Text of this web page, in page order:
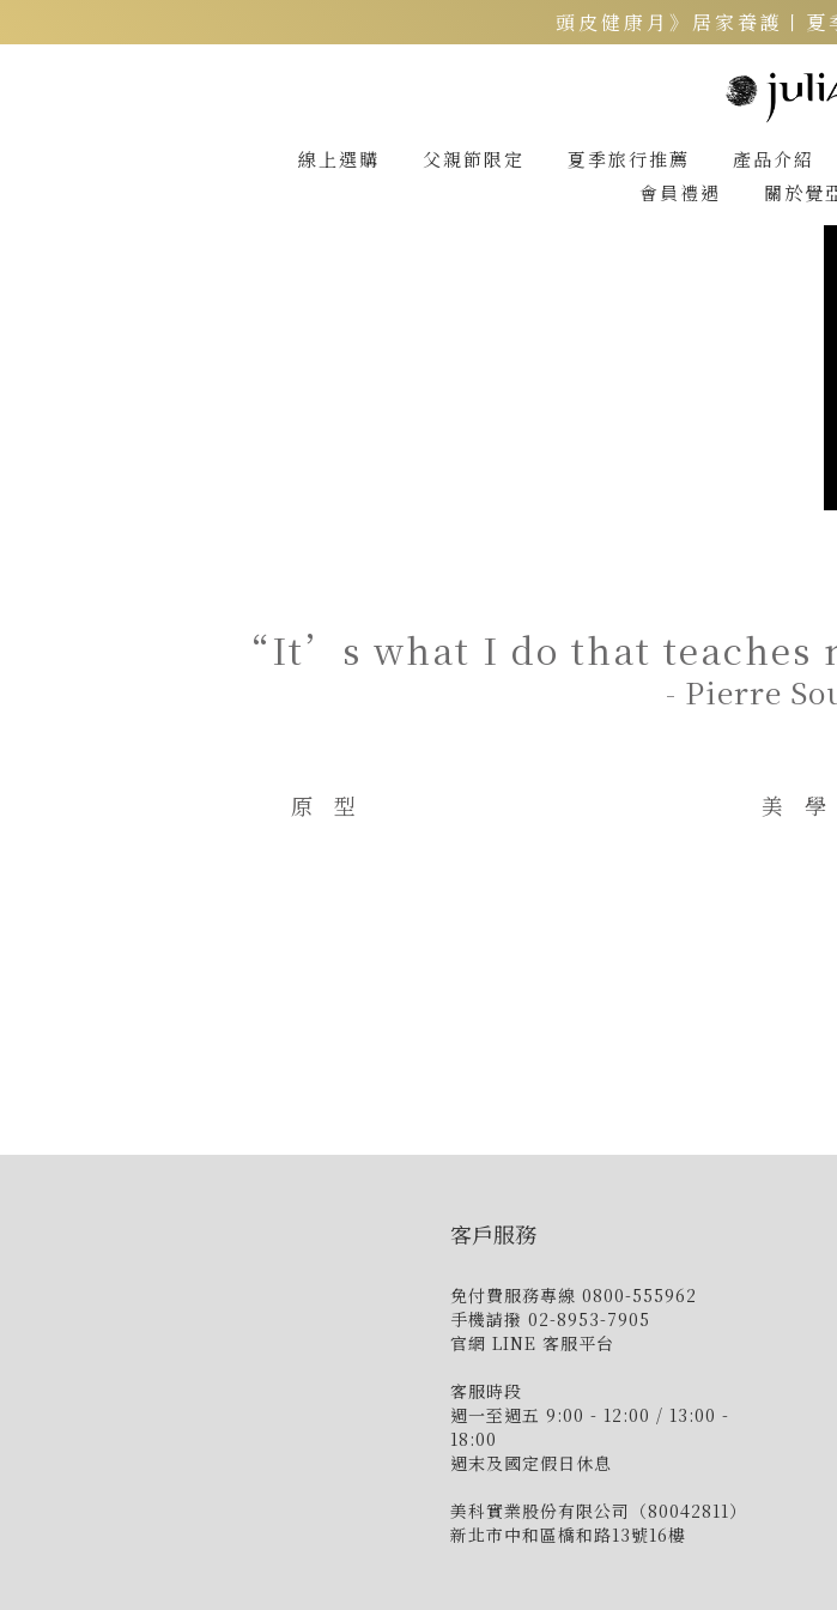
頭皮健康月》居家養護丨
線上選購 父親節限定 夏季旅行推薦 產品介紹
會員禮遇
關於覺
使每個人成為自己的經典
“It’s what I do that
- Pierre
原型 美學
客戶服務
免付費服務專線 0800-555962
手機請撥 02-8953-7905
官網 LINE 客服平台
客服時段
週一至週五 9:00 - 12:00 / 13:00 -
18:00
週末及國定假日休息
美科實業股份有限公司（80042811）
新北市中和區橋和路13號16樓